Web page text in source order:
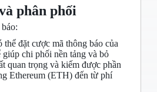
phân phối
đặt cược mã thông báo của
chi phối nền tảng và bỏ
quan trọng và kiếm được phần
Ethereum (ETH) đến từ phí